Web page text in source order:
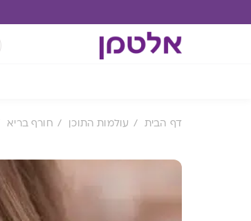
דף הבית עולמות התוכן חורף בריא